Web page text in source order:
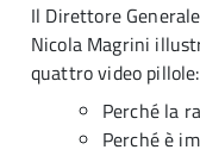
Il Direttore
Nicola Magrini
quattro video pillole:
Perché la
Perché è